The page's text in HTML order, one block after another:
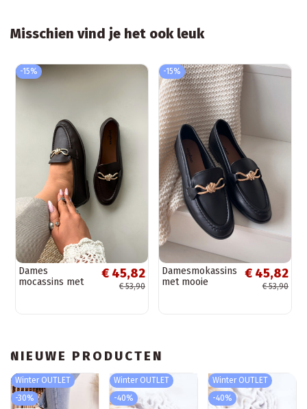
Misschien vind je het ook leuk
-15%
Dames
mocassins met
€ 45,82
€ 53,90
-15%
Damesmokassins
met mooie
€ 45,82
€ 53,90
NIEUWE PRODUCTEN
Winter OUTLET
-30%
Winter OUTLET
-40%
Winter OUTLET
-40%